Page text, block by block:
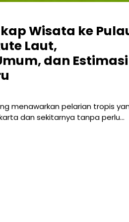
Wisata ke
Laut,
dan Estimasi
menawarkan pelarian tropis
dan sekitarnya tanpa perlu…